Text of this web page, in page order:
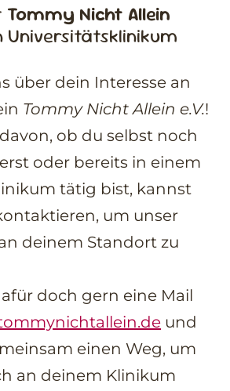
Tommy Nicht Allein
Universitätsklinikum
über dein Interesse an
Tommy Nicht Allein e.V.!
ob du selbst noch
oder bereits in einem
tätig bist, kannst
um unser
deinem Standort zu
doch gern eine Mail
und
einen Weg, um
an deinem Klinikum